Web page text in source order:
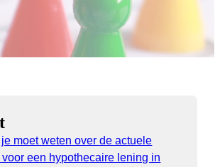
moet weten over de actuele
voor een hypothecaire lening in